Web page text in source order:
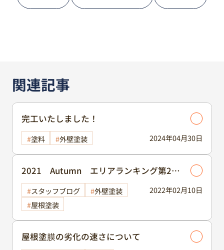
関連記事
2024年04月30日
完工いたしました！
塗料 外壁塗装
2022年02月10日
2021 Autumn エリアランキング第2位
をいただきました！
スタッフブログ
外壁塗装
屋根塗装
屋根塗膜の劣化の速さについて